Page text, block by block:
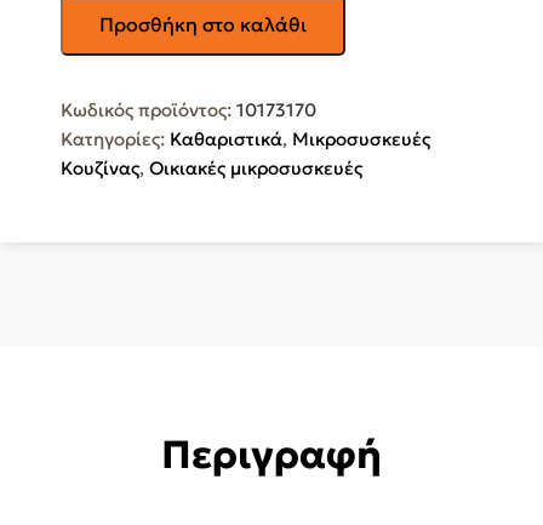
Καθαριστικό
Κρέμα
250ml
10173170
Προσθήκη στο καλάθι
Κωδικός προϊόντος: 10173170
Κατηγορίες: Καθαριστικά, Μικροσυσκευές
Κουζίνας, Οικιακές μικροσυσκευές
Περιγραφή